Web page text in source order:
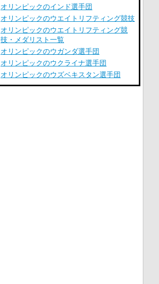
オリンピックのインド選手団
オリンピックのウエイトリフティング競技
オリンピックのウエイトリフティング競
技・メダリスト一覧
オリンピックのウガンダ選手団
オリンピックのウクライナ選手団
オリンピックのウズベキスタン選手団